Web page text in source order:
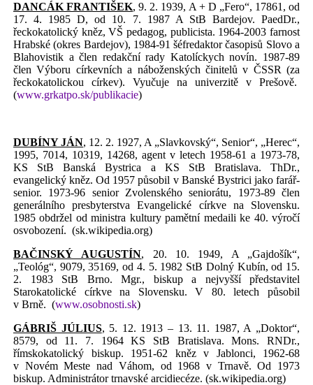
DANCÁK FRANTIŠEK, 9. 2. 1939, A + D „Fero“, 17861, od
17. 4. 1985 D, od 10. 7. 1987 A StB Bardejov. PaedDr.,
řeckokatolický kněz, VŠ pedagog, publicista. 1964-2003 farnost
Hrabské (okres Bardejov), 1984-91 šéfredaktor časopisů Slovo a
Blahovistik a člen redakční rady Katolíckych novín. 1987-89
člen Výboru církevních a náboženských činitelů v ČSSR (za
řeckokatolickou církev). Vyučuje na univerzitě v Prešově.
(www.grkatpo.sk/publikacie)
DUBÍNY JÁN, 12. 2. 1927, A „Slavkovský“, Senior“, „Herec“,
1995, 7014, 10319, 14268, agent v letech 1958-61 a 1973-78,
KS StB Banská Bystrica a KS StB Bratislava. ThDr.,
evangelický kněz. Od 1957 působil v Banské Bystrici jako farář-
senior. 1973-96 senior Zvolenského seniorátu, 1973-89 člen
generálního presbyterstva Evangelické církve na Slovensku.
1985 obdržel od ministra kultury pamětní medaili ke 40. výročí
osvobození. (sk.wikipedia.org)
BAČINSKÝ AUGUSTÍN, 20. 10. 1949, A „Gajdošík“,
„Teológ“, 9079, 35169, od 4. 5. 1982 StB Dolný Kubín, od 15.
2. 1983 StB Brno. Mgr., biskup a nejvyšší představitel
Starokatolické církve na Slovensku. V 80. letech působil
v Brně. (www.osobnosti.sk)
GÁBRIŠ JÚLIUS, 5. 12. 1913 – 13. 11. 1987, A „Doktor“,
8579, od 11. 7. 1964 KS StB Bratislava. Mons. RNDr.,
římskokatolický biskup. 1951-62 kněz v Jablonci, 1962-68
v Novém Meste nad Váhom, od 1968 v Trnavě. Od 1973
biskup. Administrátor trnavské arcidiecéze. (sk.wikipedia.org)